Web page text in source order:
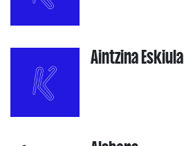
Aintzina Eskiula